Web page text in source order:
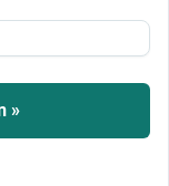
warum Italien
nutzen
»